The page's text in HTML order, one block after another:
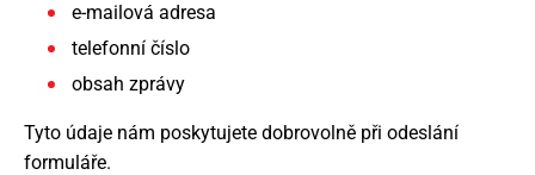
Kontakt
+420 739 002 737
e-mailová adresa
telefonní číslo
obsah zprávy
Tyto údaje nám poskytujete dobrovolně při odeslání
formuláře.